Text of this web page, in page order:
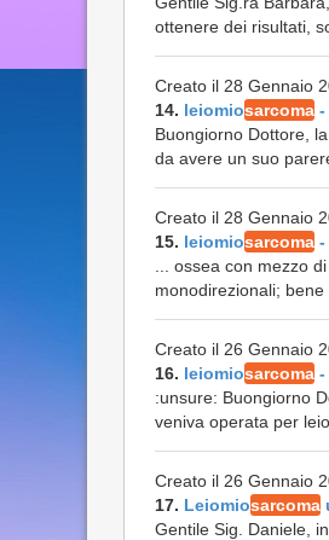
ottenere dei risultati,
Creato il 28 Gennaio
14. leiomiosarcoma -
Buongiorno Dottore,
da avere un suo
Creato il 28 Gennaio
15. leiomiosarcoma -
... ossea con mezzo
monodirezionali;
Creato il 26 Gennaio
16. leiomiosarcoma -
:unsure: Buongiorno
veniva operata per
Creato il 26 Gennaio
17. Leiomiosarcoma
Gentile Sig. Daniele,